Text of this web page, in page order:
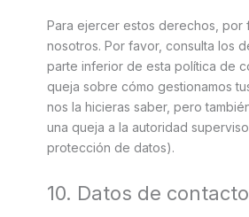
Para ejercer estos derechos, por
nosotros. Por favor, consulta los
parte inferior de esta política de
queja sobre cómo gestionamos
nos la hicieras saber, pero
una queja a la autoridad
protección de datos).
10. Datos de contacto